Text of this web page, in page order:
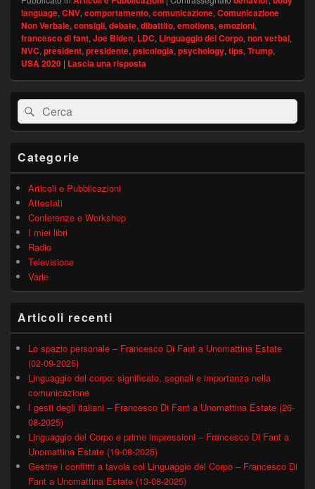
language,CNV,comportamento,comunicazione,Comunicazione
Non Verbale,consigli,debate,dibattito,emotions,emozioni,
francesco di fant,Joe Biden, LDC, Linguaggio del Corpo,non verbal,
NVC,president,presidente,psicologia,psychology,tips,Trump,
USA 2020 | Lascia una risposta
Area
widget
barra
Cerca:Cerca
Categorie
Articoli e Pubblicazioni
Attestati
Conferenze e Workshop
I miei libri
Radio
Televisione
Varie
Articoli recenti
Lo spazio personale – Francesco Di Fant a Unomattina Estate
(02-09-2025)
Linguaggio del corpo: significato, segnali e importanza nella
comunicazione
I gesti degli italiani – Francesco Di Fant a Unomattina Estate (26-
08-2025)
Linguaggio del Corpo e prime impressioni – Francesco Di Fant a
Unomattina Estate (19-08-2025)
Gestire i conflitti a tavola col Linguaggio del Corpo – Francesco Di
Fant a Unomattina Estate (13-08-2025)